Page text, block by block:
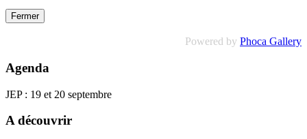
Fermer
Powered by Phoca Gallery
Agenda
JEP : 19 et 20 septembre
A découvrir